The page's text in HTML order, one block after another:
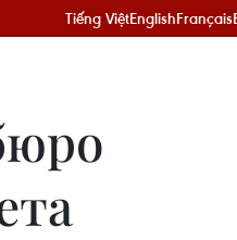
Tiếng ViệtEnglishFrançais